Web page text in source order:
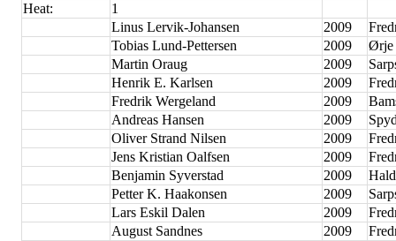
Heat:
1
Linus Lervik-Johansen
2009
Tobias Lund-Pettersen
2009
Martin Oraug
2009
Henrik E. Karlsen
2009
Fredrik Wergeland
2009
Andreas Hansen
2009
Oliver Strand Nilsen
2009
Jens Kristian Oalfsen
2009
Benjamin Syverstad
2009
Petter K. Haakonsen
2009
Lars Eskil Dalen
2009
August Sandnes
2009